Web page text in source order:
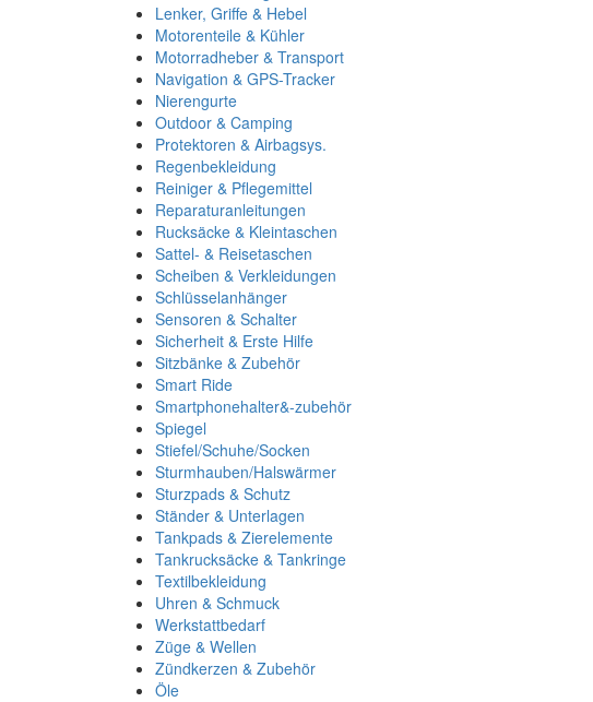
Lenker, Griffe & Hebel
Motorenteile & Kühler
Motorradheber & Transport
Navigation & GPS-Tracker
Nierengurte
Outdoor & Camping
Protektoren & Airbagsys.
Regenbekleidung
Reiniger & Pflegemittel
Reparaturanleitungen
Rucksäcke & Kleintaschen
Sattel- & Reisetaschen
Scheiben & Verkleidungen
Schlüsselanhänger
Sensoren & Schalter
Sicherheit & Erste Hilfe
Sitzbänke & Zubehör
Smart Ride
Smartphonehalter&-zubehör
Spiegel
Stiefel/Schuhe/Socken
Sturmhauben/Halswärmer
Sturzpads & Schutz
Ständer & Unterlagen
Tankpads & Zierelemente
Tankrucksäcke & Tankringe
Textilbekleidung
Uhren & Schmuck
Werkstattbedarf
Züge & Wellen
Zündkerzen & Zubehör
Öle